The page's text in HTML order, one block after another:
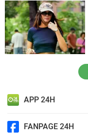
APP 24H
FANPAGE 24H